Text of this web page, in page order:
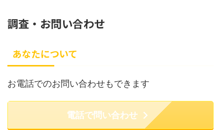
調査・お問い合わせ
あなたについて
お電話でのお問い合わせもできます
電話で問い合わせ